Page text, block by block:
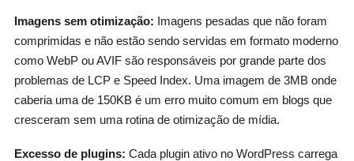
Imagens sem otimização: Imagens pesadas que não foram
comprimidas e não estão sendo servidas em formato moderno
como WebP ou AVIF são responsáveis por grande parte dos
problemas de LCP e Speed Index. Uma imagem de 3MB onde
caberia uma de 150KB é um erro muito comum em blogs que
cresceram sem uma rotina de otimização de mídia.
Excesso de plugins: Cada plugin ativo no WordPress carrega